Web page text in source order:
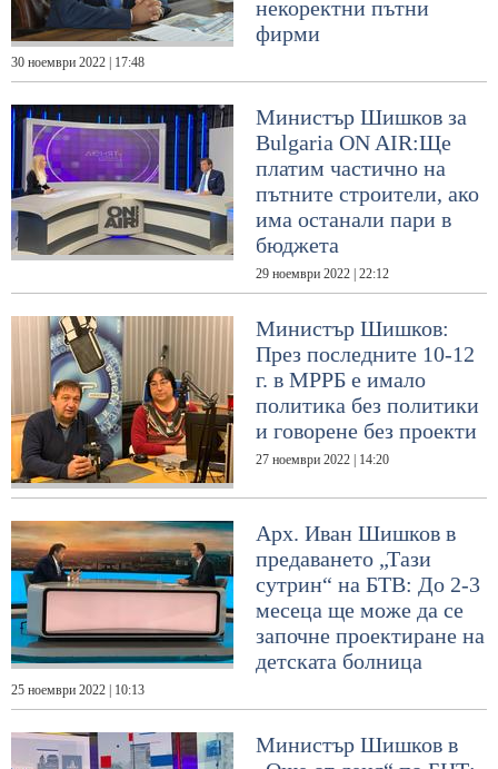
некоректни пътни
фирми
30 ноември 2022 | 17:48
Министър Шишков за
Bulgaria ON AIR:Ще
платим частично на
пътните строители, ако
има останали пари в
бюджета
29 ноември 2022 | 22:12
Министър Шишков:
През последните 10-12
г. в МРРБ е имало
политика без политики
и говорене без проекти
27 ноември 2022 | 14:20
Арх. Иван Шишков в
предаването „Тази
сутрин“ на БТВ: До 2-3
месеца ще може да се
започне проектиране на
детската болница
25 ноември 2022 | 10:13
Министър Шишков в